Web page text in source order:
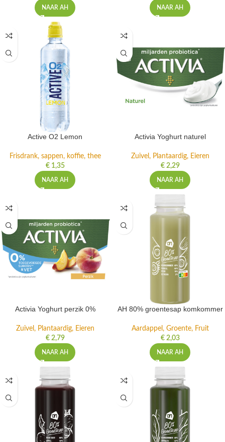
NAAR AH NAAR AH
Active O2 Lemon
Frisdrank, sappen, koffie, thee
€1,35
NAAR AH
Activia Yoghurt naturel
Zuivel, Plantaardig, Eieren
€2,29
NAAR AH
Activia Yoghurt perzik 0%
Zuivel, Plantaardig, Eieren
€2,79
NAAR AH
AH 80% groentesap komkommer
Aardappel, Groente, Fruit
€2,03
NAAR AH